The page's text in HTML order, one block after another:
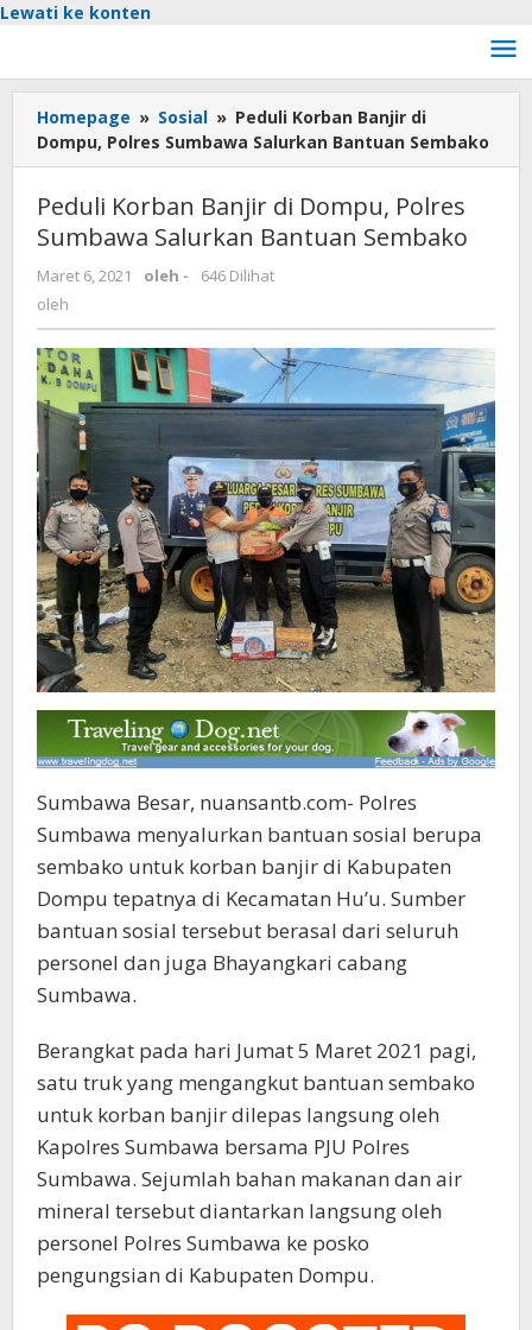
Lewati ke konten
Homepage » Sosial » Peduli Korban Banjir di
Dompu, Polres Sumbawa Salurkan Bantuan Sembako
Peduli Korban Banjir di Dompu, Polres
Sumbawa Salurkan Bantuan Sembako
Maret 6, 2021 oleh -
646 Dilihat
oleh
Sumbawa Besar, nuansantb.com- Polres
Sumbawa menyalurkan bantuan sosial berupa
sembako untuk korban banjir di Kabupaten
Dompu tepatnya di Kecamatan Hu’u. Sumber
bantuan sosial tersebut berasal dari seluruh
personel dan juga Bhayangkari cabang
Sumbawa.
Berangkat pada hari Jumat 5 Maret 2021 pagi,
satu truk yang mengangkut bantuan sembako
untuk korban banjir dilepas langsung oleh
Kapolres Sumbawa bersama PJU Polres
Sumbawa. Sejumlah bahan makanan dan air
mineral tersebut diantarkan langsung oleh
personel Polres Sumbawa ke posko
pengungsian di Kabupaten Dompu.